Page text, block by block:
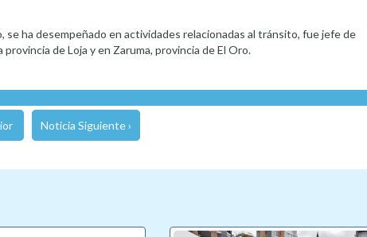
se ha desempeñado en actividades relacionadas al tránsito, fue jefe de
de Loja y en Zaruma, provincia de El Oro.
Noticia Siguiente ›